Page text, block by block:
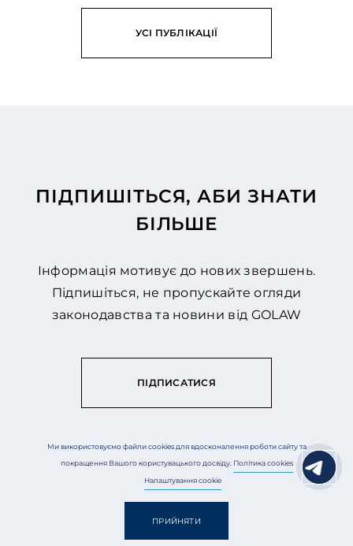
УСІ ПУБЛІКАЦІЇ
ПІДПИШІТЬСЯ, АБИ ЗНАТИ
БІЛЬШЕ
Інформація мотивує до нових звершень.
Підпишіться, не пропускайте огляди
законодавства та новини від GOLAW
ПІДПИСАТИСЯ
Ми використовуємо файли cookies для вдосконалення роботи сайту та
покращення Вашого користувацького досвіду. Політика cookies
Налаштування cookie
ПРИЙНЯТИ